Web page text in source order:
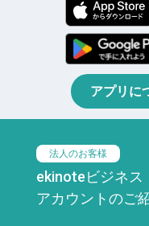
アプリに
法人のお客様
ekinoteビジネス
アカウントのご